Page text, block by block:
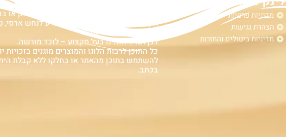
מדיניות פרטיות
הצהרת נגישות
מדיניות ביטולים והחזרות
במוצרים ובמידע המובא באתר, בדף פיסבוק או
אין המלצה לגעת, להתעסק, להפריע לנחש ארסי,
עלולה לעלות בחיי אדם!
לכן תמיד הזמינו בעל מקצוע – לוכד מורשה.
כל התוכן לרבות הלוגו והמוצרים מוגנים בזכויות
להשתמש בתוכן מהאתר או בחלקו ללא קבלת
בכתב.